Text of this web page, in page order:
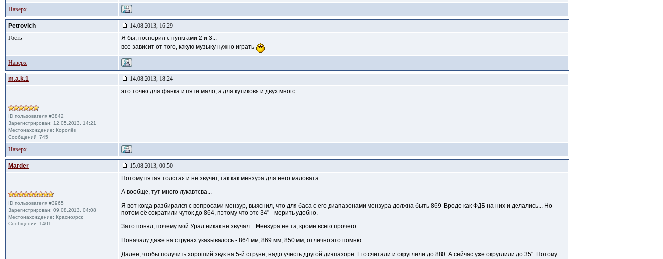
Наверх
Petrovich
14.08.2013, 16:29
Гость
Я бы, поспорил с пунктами 2 и 3...
все зависит от того, какую музыку нужно играть
Наверх
m.a.k.1 14.08.2013, 18:24
ID пользователя #3842
Зарегистрирован: 12.05.2013, 14:21
Местонахождение: Королёв
Сообщений: 745
это точно.для фанка и пяти мало, а для кутикова и двух много.
Наверх
Marder 15.08.2013, 00:50
ID пользователя #3965
Зарегистрирован: 09.08.2013, 04:08
Местонахождение: Красноярск
Сообщений: 1401
Потому пятая толстая и не звучит, так как мензура для него маловата...
А вообще, тут много лукавтсва...
Я вот когда разбирался с вопросами мензур, выяснил, что для баса с его диапазонами мензура должна быть 869. Вроде как ФДБ на них и делались... Но
потом её сократили чуток до 864, потому что это 34" - мерить удобно.
Зато понял, почему мой Урал никак не звучал... Мензура не та, кроме всего прочего.
Поначалу даже на струнах указывалось - 864 мм, 869 мм, 850 мм, отлично это помню.
Далее, чтобы получить хороший звук на 5-й струне, надо учесть другой диапазорн. Его считали и округлили до 880. А сейчас уже округлили до 35". Потому